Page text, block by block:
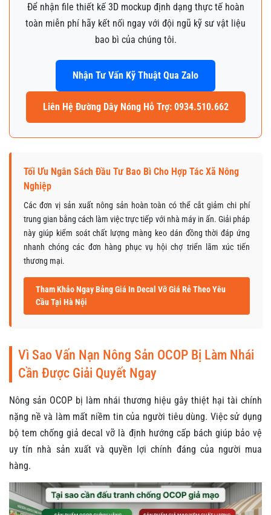
Để nhận file thiết kế 3D mockup định dạng thực tế hoàn
toàn miễn phí hãy kết nối ngay với đội ngũ kỹ sư vật liệu
bao bì của chúng tôi.
Nhận Tư Vấn Kỹ Thuật Qua Zalo
Liên Hệ Đường Dây Nóng Hỗ Trợ: 0934.510.662
Tối Ưu Ngân Sách Đầu Tư Bao Bì Cho Hợp Tác Xã Nông
Nghiệp
Các đơn vị sản xuất nông sản hoàn toàn có thể cắt giảm chi phí
trung gian bằng cách làm việc trực tiếp với nhà máy in ấn. Giải pháp
này giúp kiểm soát chất lượng màng keo dán đồng thời đáp ứng
nhanh chóng các đơn hàng phục vụ hội chợ triển lãm xúc tiến
thương mại.
Tham Khảo Ngay Bảng Giá In Decal Vỡ Giá Rẻ Theo Yêu
Cầu Tại Hà Nội
Vì Sao Vấn Nạn Nông Sản OCOP Bị Làm Nhái
Cần Được Giải Quyết Ngay
Nông sản OCOP bị làm nhái thương hiệu gây thiệt hại tài chính
nặng nề và làm mất niềm tin của người tiêu dùng. Việc sử dụng
bộ tem chống giả decal vỡ là định hướng cấp bách giúp bảo vệ
uy tín nhà sản xuất và quyền lợi chính đáng của người mua
hàng.